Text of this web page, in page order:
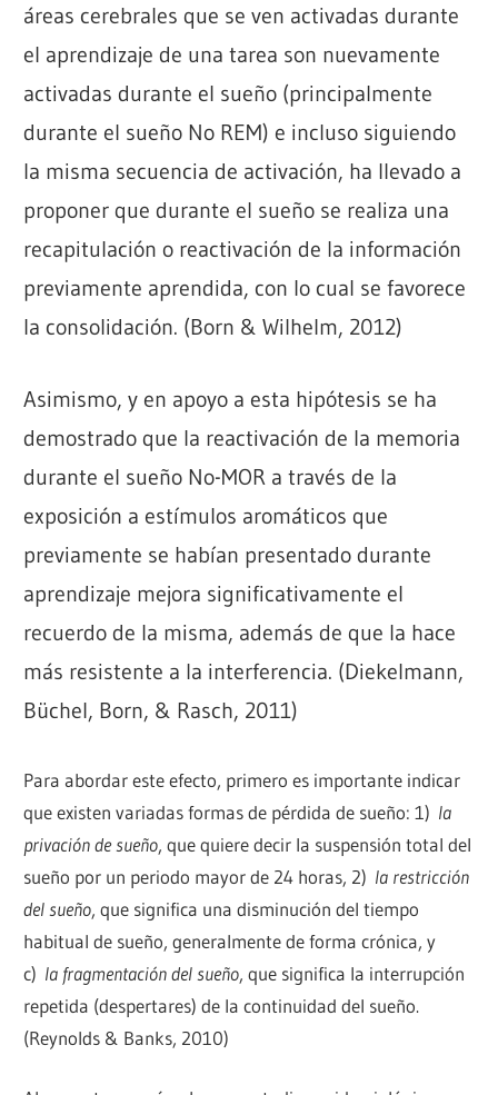
áreas cerebrales que se ven activadas durante
el aprendizaje de una tarea son nuevamente
activadas durante el sueño (principalmente
durante el sueño No REM) e incluso siguiendo
la misma secuencia de activación, ha llevado a
proponer que durante el sueño se realiza una
recapitulación o reactivación de la información
previamente aprendida, con lo cual se favorece
la consolidación. (Born & Wilhelm, 2012)
Asimismo, y en apoyo a esta hipótesis se ha
demostrado que la reactivación de la memoria
durante el sueño No-MOR a través de la
exposición a estímulos aromáticos que
previamente se habían presentado durante
aprendizaje mejora significativamente el
recuerdo de la misma, además de que la hace
más resistente a la interferencia. (Diekelmann,
Büchel, Born, & Rasch, 2011)
Para abordar este efecto, primero es importante indicar
que existen variadas formas de pérdida de sueño: 1) la
privación de sueño, que quiere decir la suspensión total del
sueño por un periodo mayor de 24 horas, 2) la restricción
del sueño, que significa una disminución del tiempo
habitual de sueño, generalmente de forma crónica, y
c) la fragmentación del sueño, que significa la interrupción
repetida (despertares) de la continuidad del sueño.
(Reynolds & Banks, 2010)